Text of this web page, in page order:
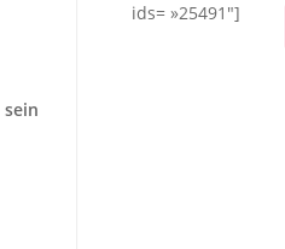
sein
ids= »25491″]